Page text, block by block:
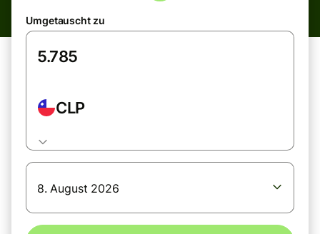
Umgetauscht zu
CLP
8. August 2026